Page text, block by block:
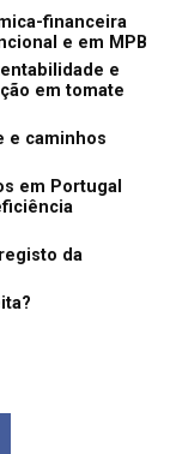
financeira
e em MPB
e
em tomate
e caminhos
em Portugal
da